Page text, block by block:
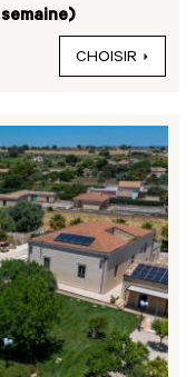
CHOISIR